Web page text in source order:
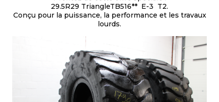
29.5R29 TriangleTB516** E-3 T2.
Conçu pour la puissance, la performance et les travaux
lourds.